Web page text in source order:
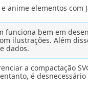
anime elementos com
funciona bem em
ilustrações. Além
dados.
a compactação
é